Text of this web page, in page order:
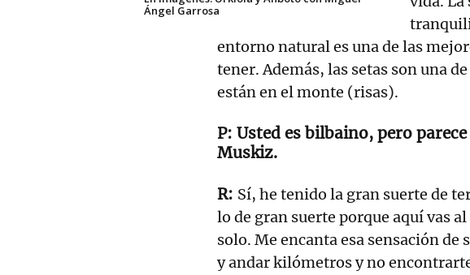
Ángel Garrosa
entorno natural es una de las
tener. Además, las setas son una
están en el monte (risas).
Usted es bilbaino, pero
Muskiz.
Sí, he tenido la gran suerte de
lo de gran suerte porque aquí vas
solo. Me encanta esa sensación de
y andar kilómetros y no